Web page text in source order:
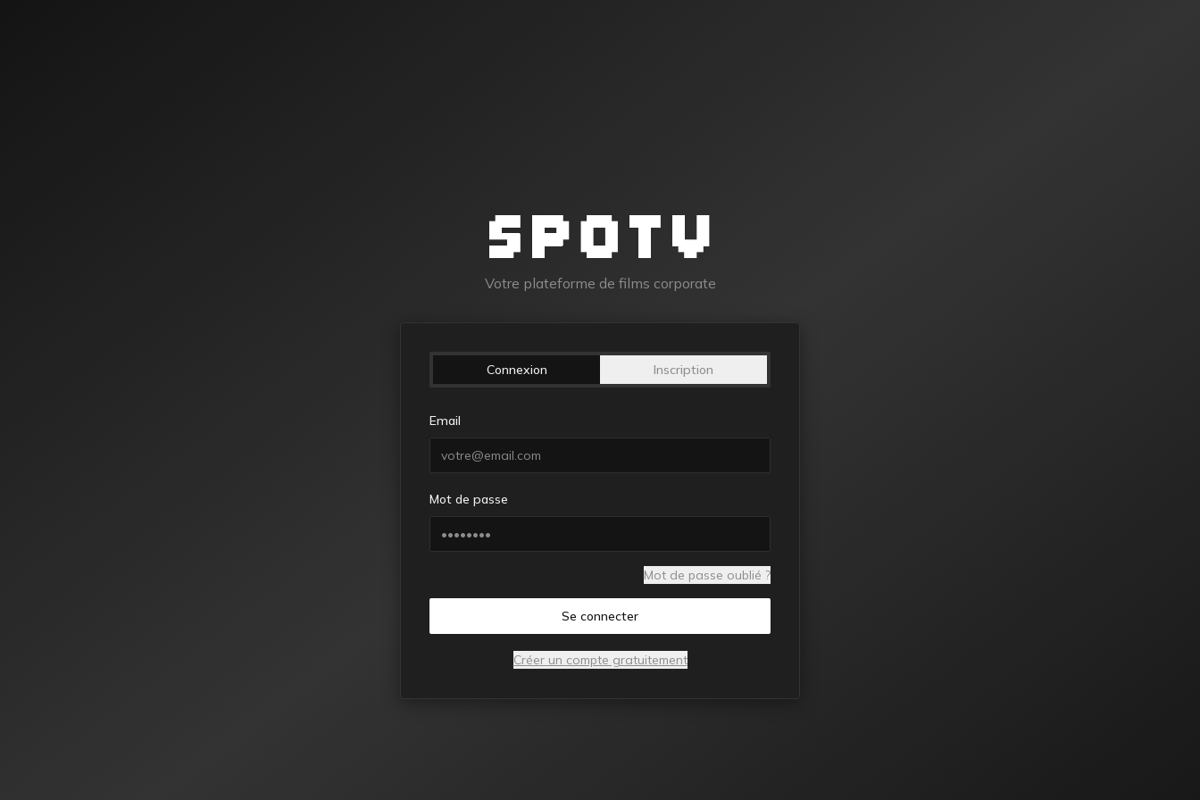
Votre plateforme de films corporate
Connexion Inscription
Email
Mot de passe
Mot de passe oublié ?
Se connecter
Créer un compte gratuitement